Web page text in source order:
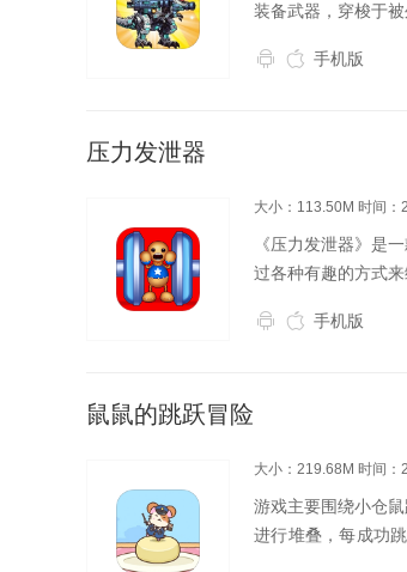
装备武器，穿梭于
手机版
压力发泄器
大小：113.50M 时间：
《压力发泄器》是
过各种有趣的方式
到放松，还能提高
觉。操作简单易懂，
手机版
鼠鼠的跳跃冒险
大小：219.68M 时间：
游戏主要围绕小仓
进行堆叠，每成功
好跳跃时机，让小